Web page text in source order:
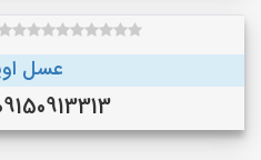
عسل
09150913313